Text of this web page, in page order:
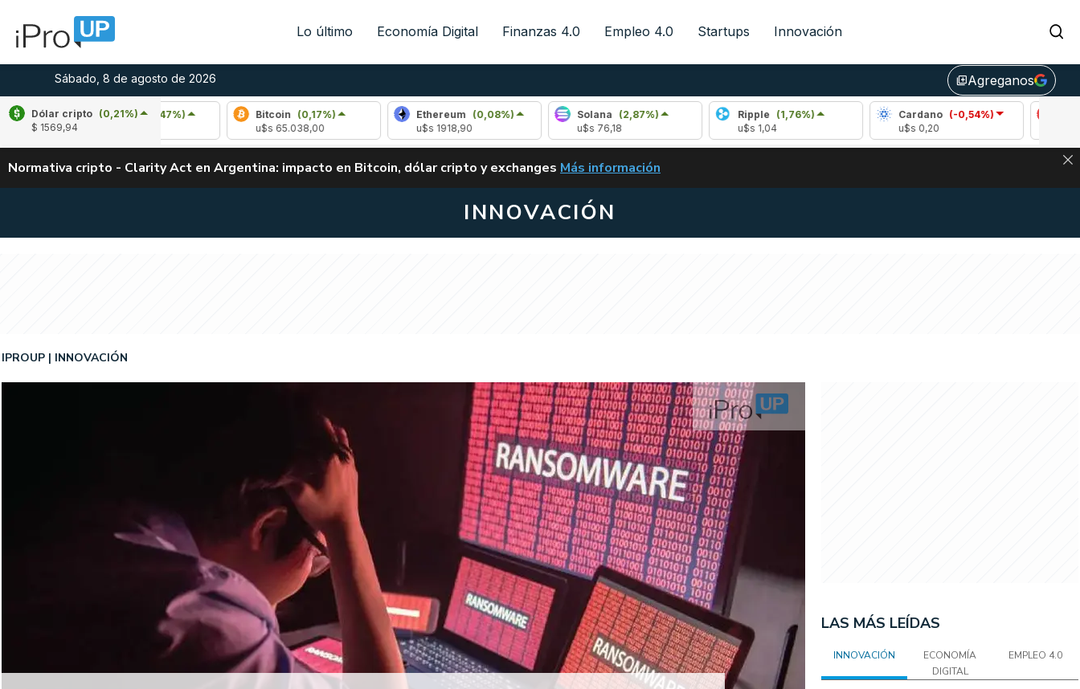
Lo último Economía Digital Finanzas 4.0 Empleo 4.0 Startups Innovación
Sábado, 8 de agosto de 2026 library_addAgreganos
Dólar cripto (0,21%)
$ 1569,94
Arbitrum
(1,47%)
u$s 0,08
Bitcoin
(0,17%)
u$s 65.038,00
Ethereum
(0,08%)
u$s 1918,90
Solana (2,87%)
Ripple (1,76%)
Cardano
(-0,54%)
Avalanche
Normativa cripto - Clarity Act en Argentina: impacto en Bitcoin, dólar cripto y exchanges CLARITY ACT EN ARGENTINA: IMPACTO EN BITCOIN, DÓLAR CRIPTO Y EXCHANGES
Más información
INNOVACIÓN
IPROUP INNOVACIÓN
LAS MÁS LEÍDAS
INNOVACIÓN
ECONOMÍA
DIGITAL
EMPLEO 4.0